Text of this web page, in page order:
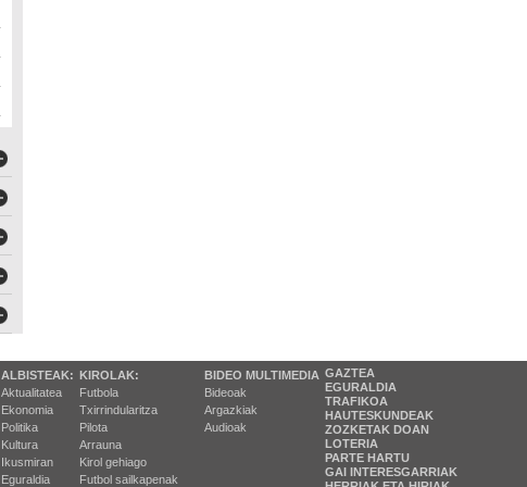
ALBISTEAK:
Aktualitatea
Ekonomia
Politika
Kultura
Ikusmiran
Eguraldia
KIROLAK:
Futbola
Txirrindularitza
Pilota
Arrauna
Kirol gehiago
Futbol sailkapenak
BIDEO MULTIMEDIA
Bideoak
Argazkiak
Audioak
GAZTEA
EGURALDIA
TRAFIKOA
HAUTESKUNDEAK
ZOZKETAK DOAN
LOTERIA
PARTE HARTU
GAI INTERESGARRIAK